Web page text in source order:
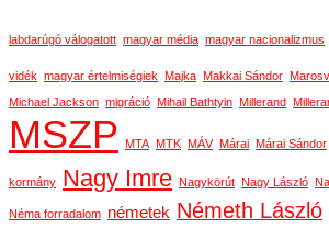
labdarúgó válogatott magyar média magyar nacionalizmus
vidék magyar értelmiségiek Majka Makkai Sándor
Michael Jackson migráció Mihail Bathtyin Millerand
MSZP MTA MTK MÁV Márai Márai Sándor
kormány Nagy Imre Nagykörút Nagy László
Néma forradalom németek Németh László